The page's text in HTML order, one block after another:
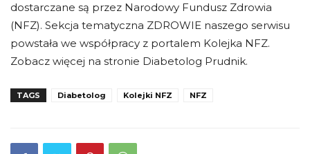
dostarczane są przez Narodowy Fundusz Zdrowia
(NFZ). Sekcja tematyczna ZDROWIE naszego serwisu
powstała we współpracy z portalem Kolejka NFZ.
Zobacz więcej na stronie Diabetolog Prudnik.
TAGS Diabetolog Kolejki NFZ NFZ